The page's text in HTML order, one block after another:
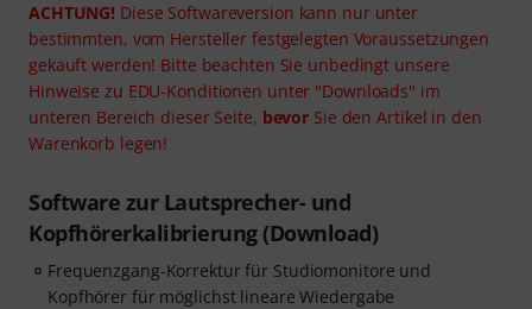
ACHTUNG! Diese Softwareversion kann nur unter
bestimmten, vom Hersteller festgelegten Voraussetzungen
gekauft werden! Bitte beachten Sie unbedingt unsere
Hinweise zu EDU-Konditionen unter "Downloads" im
unteren Bereich dieser Seite, bevor Sie den Artikel in den
Warenkorb legen!
Software zur Lautsprecher- und
Kopfhörerkalibrierung (Download)
Frequenzgang-Korrektur für Studiomonitore und
Kopfhörer für möglichst lineare Wiedergabe